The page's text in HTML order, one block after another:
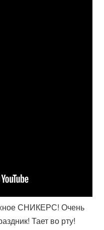
СНИКЕРС! Очень
Тает во рту!